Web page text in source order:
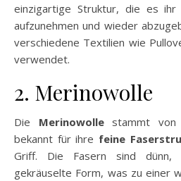
einzigartige Struktur, die es ihr
aufzunehmen und wieder
verschiedene Textilien wie
verwendet.
2. Merinowolle
Die Merinowollestammt von
bekannt für ihre feine
Griff. Die Fasern sind
gekräuselte Form, was zu einer